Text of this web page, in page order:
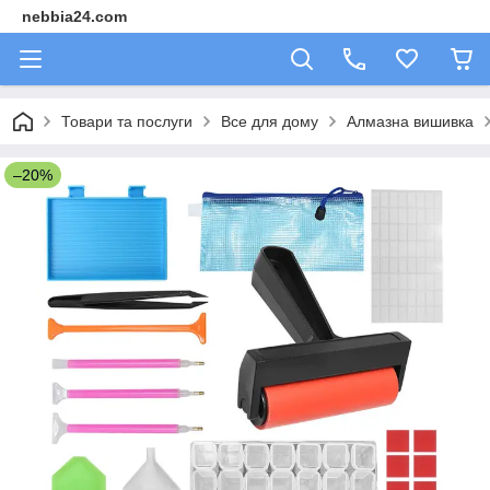
nebbia24.com
Товари та послуги Все для дому Алмазна вишивка
–20%